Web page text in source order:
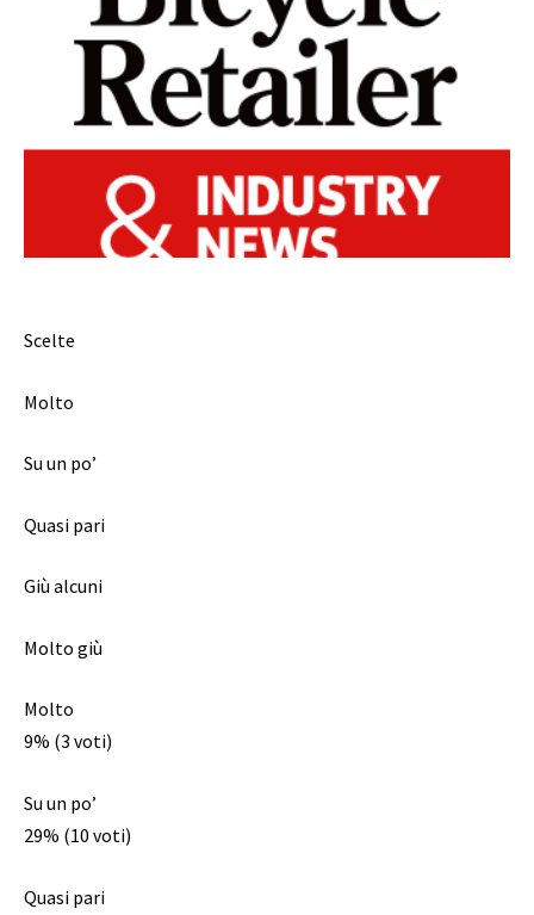
Scelte
Molto
Su un po’
Quasi pari
Giù alcuni
Molto giù
Molto
9% (3 voti)
Su un po’
29% (10 voti)
Quasi pari